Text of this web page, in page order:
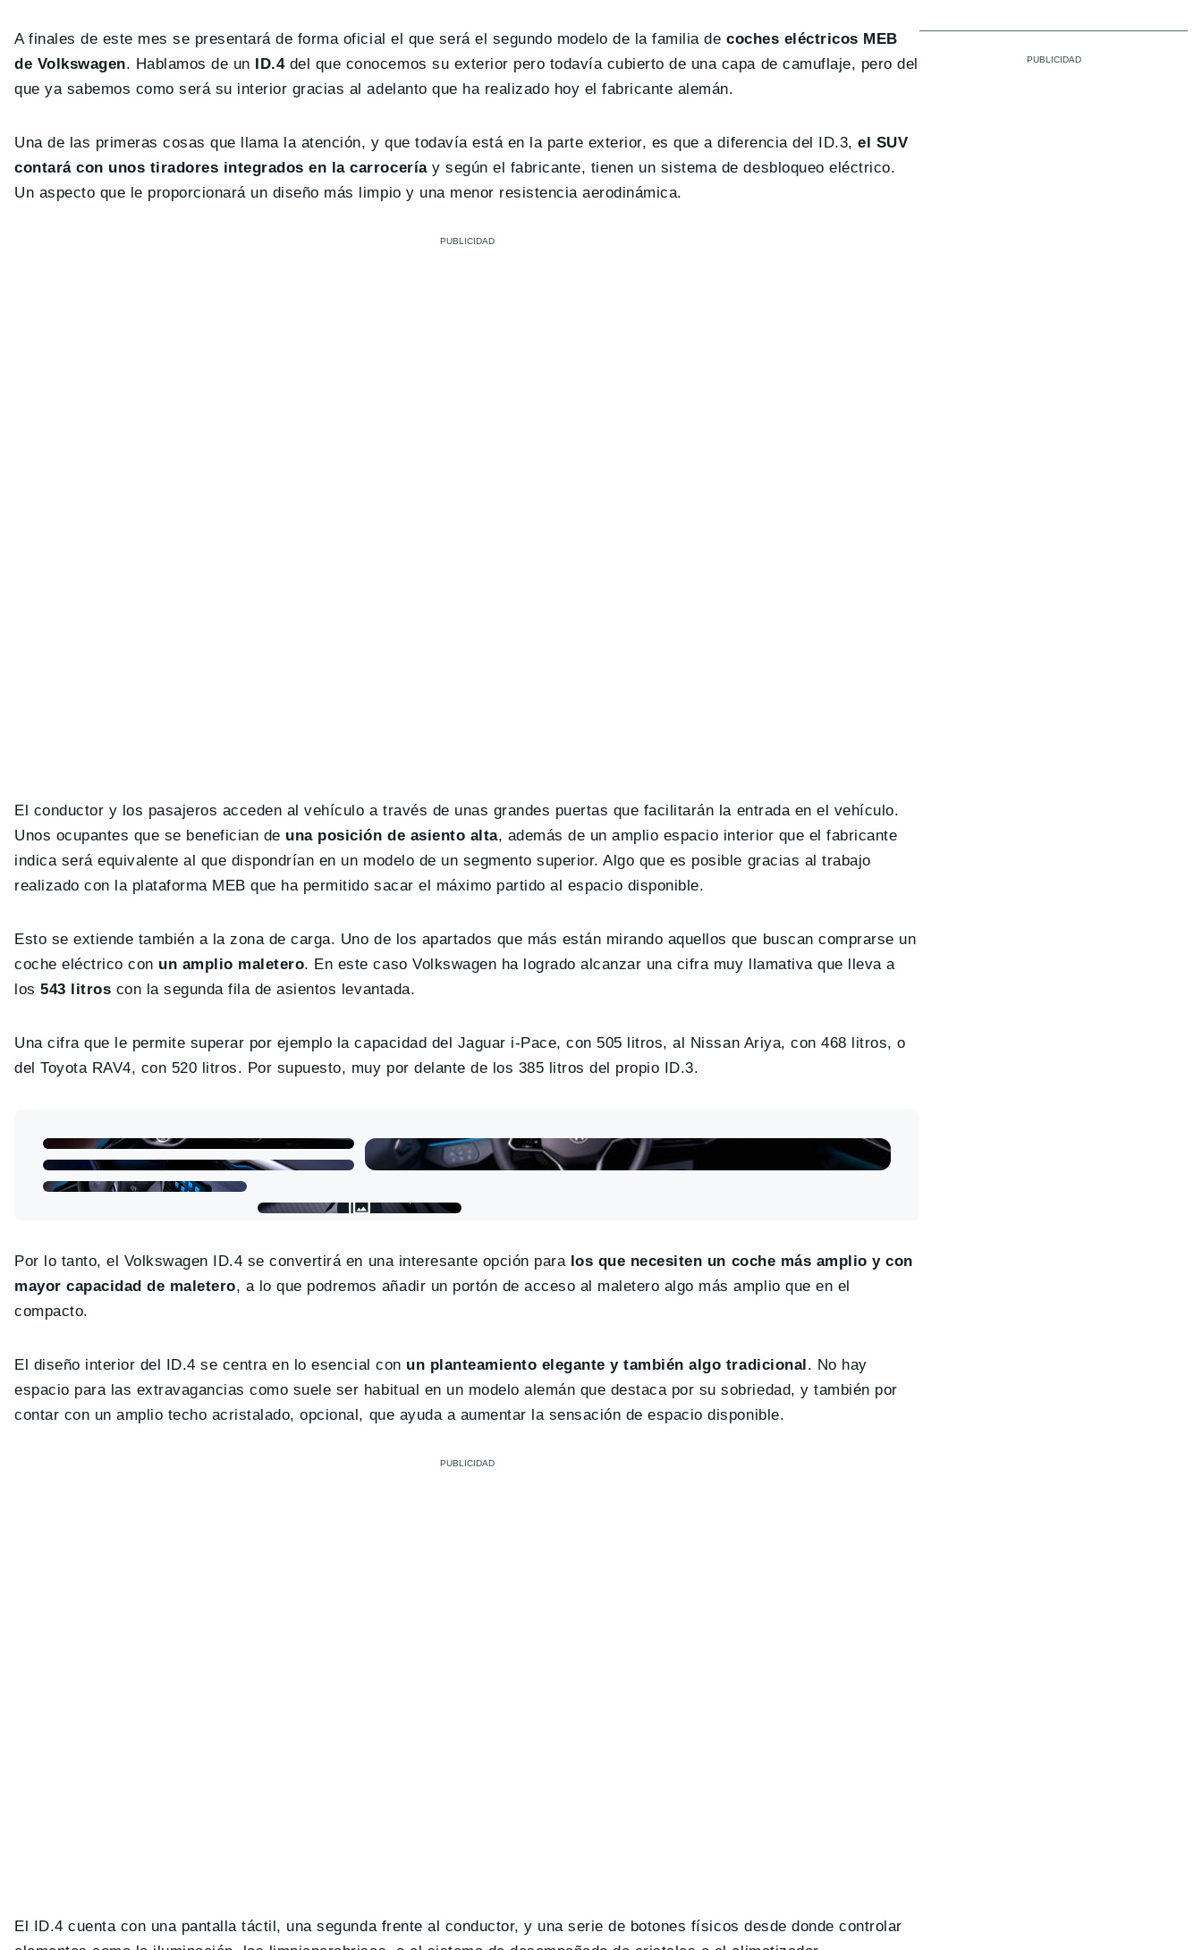
A finales de este mes se presentará de forma oficial el que será el segundo modelo de la familia de coches eléctricos MEB
de Volkswagen. Hablamos de un ID.4del que conocemos su exterior pero todavía cubierto de una capa de camuflaje, pero del
que ya sabemos como será su interior gracias al adelanto que ha realizado hoy el fabricante alemán.
Una de las primeras cosas que llama la atención, y que todavía está en la parte exterior, es que a diferencia del ID.3,el SUV
contará con unos tiradores integrados en la carroceríay según el fabricante, tienen un sistema de desbloqueo eléctrico.
Un aspecto que le proporcionará un diseño más limpio y una menor resistencia aerodinámica.
El conductor y los pasajeros acceden al vehículo a través de unas grandes puertas que facilitarán la entrada en el vehículo.
Unos ocupantes que se benefician de una posición de asiento alta, además de un amplio espacio interior que el fabricante
indica será equivalente al que dispondrían en un modelo de un segmento superior. Algo que es posible gracias al trabajo
realizado con la plataforma MEB que ha permitido sacar el máximo partido al espacio disponible.
Esto se extiende también a la zona de carga. Uno de los apartados que más están mirando aquellos que buscan comprarse un
coche eléctrico con un amplio maletero. En este caso Volkswagen ha logrado alcanzar una cifra muy llamativa que lleva a
los543 litros con la segunda fila de asientos levantada.
Una cifra que le permite superar por ejemplo la capacidad del Jaguar i-Pace, con 505 litros, al Nissan Ariya, con 468 litros, o
del Toyota RAV4, con 520 litros. Por supuesto, muy por delante de los 385 litros del propio ID.3.
Por lo tanto, el Volkswagen ID.4 se convertirá en una interesante opción paralos que necesiten un coche más amplio y con
mayor capacidad de maletero, a lo que podremos añadir un portón de acceso al maletero algo más amplio que en el
compacto.
El diseño interior del ID.4 se centra en lo esencial con un planteamiento elegante y también algo tradicional. No hay
espacio para las extravagancias como suele ser habitual en un modelo alemán que destaca por su sobriedad, y también por
contar con un amplio techo acristalado, opcional, que ayuda a aumentar la sensación de espacio disponible.
El ID.4 cuenta con una pantalla táctil, una segunda frente al conductor, y una serie de botones físicos desde donde controlar